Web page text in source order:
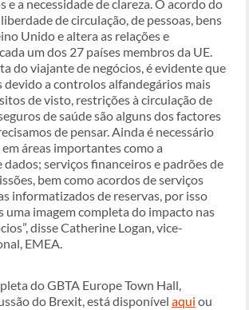
e a necessidade de clareza. O acordo do
de circulação, de pessoas, bens
Unido e altera as relações e
um dos 27 países membros da UE.
do viajante de negócios, é evidente que
devido a controlos alfandegários mais
de visto, restrições à circulação de
de saúde são alguns dos factores
de pensar. Ainda é necessário
áreas importantes como a
serviços financeiros e padrões de
bem como acordos de serviços
informatizados de reservas, por isso
uma imagem completa do impacto nas
disse Catherine Logan, vice-
EMEA.
do GBTA Europe Town Hall,
do Brexit, está disponível aqui ou